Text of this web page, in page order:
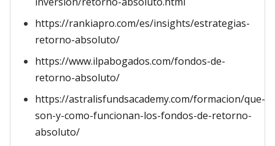
https://rankiapro.com/es/insights/estrategias-
retorno-absoluto/
https://www.ilpabogados.com/fondos-de-
retorno-absoluto/
https://astralisfundsacademy.com/formacion/que-
son-y-como-funcionan-los-fondos-de-retorno-
absoluto/